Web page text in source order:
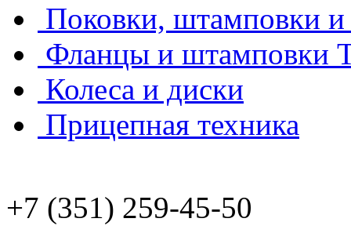
Поковки, штамповки и
Фланцы и штамповки
Колеса и диски
Прицепная техника
+7 (351) 259-45-50